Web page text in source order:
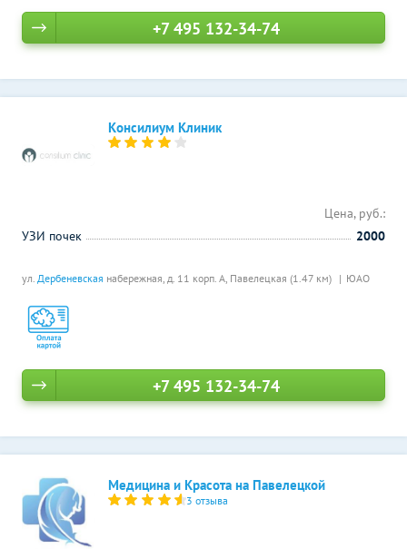
+7 495 132-34-74
Консилиум Клиник
ул. Дербеневская набережная, д. 11 корп. А, Павелецкая (1.47 км) ЮАО
Цена, руб.:
УЗИ почек
2000
+7 495 132-34-74
Медицина и Красота на Павелецкой
3 отзыва